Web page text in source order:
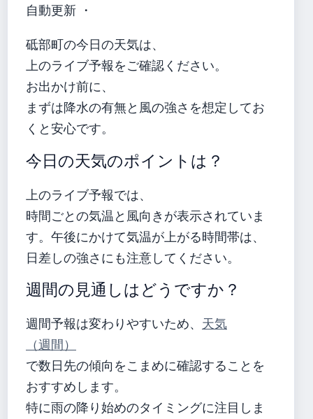
自動更新 ・
砥部町の今日の天気は、
上のライブ予報をご確認ください。
お出かけ前に、
まずは降水の有無と風の強さを想定してお
くと安心です。
今日の天気のポイントは？
上のライブ予報では、
時間ごとの気温と風向きが表示されていま
す。午後にかけて気温が上がる時間帯は、
日差しの強さにも注意してください。
週間の見通しはどうですか？
週間予報は変わりやすいため、 天気
（週間）
で数日先の傾向をこまめに確認することを
おすすめします。
特に雨の降り始めのタイミングに注目しま